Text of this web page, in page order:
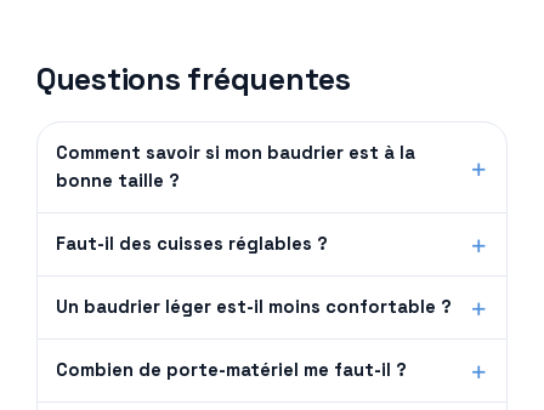
Questions fréquentes
Comment savoir si mon baudrier est à la
bonne taille ?
Faut-il des cuisses réglables ?
Un baudrier léger est-il moins confortable ?
Combien de porte-matériel me faut-il ?